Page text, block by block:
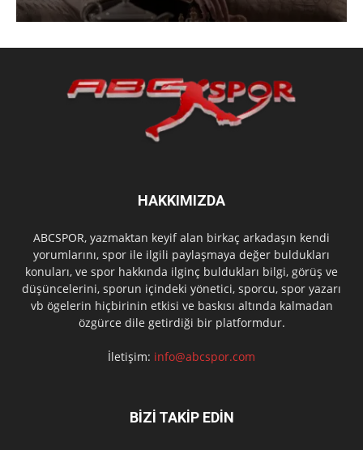
HAKKIMIZDA
ABCSPOR, yazmaktan keyif alan birkaç arkadaşın kendi
yorumlarını, spor ile ilgili paylaşmaya değer buldukları
konuları, ve spor hakkında ilginç buldukları bilgi, görüş ve
düşüncelerini, sporun içindeki yönetici, sporcu, spor yazarı
vb ögelerin hiçbirinin etkisi ve baskısı altında kalmadan
özgürce dile getirdiği bir platformdur.
İletişim: info@abcspor.com
BİZİ TAKİP EDİN